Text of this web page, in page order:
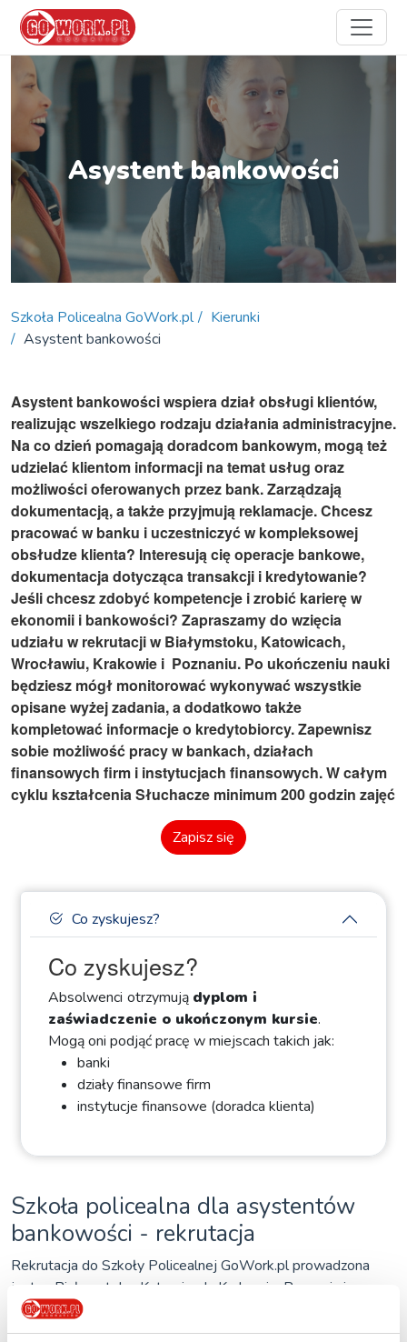
Asystent bankowości
Szkoła Policealna GoWork.pl
Kierunki
Asystent bankowości
Asystent bankowości wspiera dział obsługi klientów,
realizując wszelkiego rodzaju działania administracyjne.
Na co dzień pomagają doradcom bankowym, mogą też
udzielać klientom informacji na temat usług oraz
możliwości oferowanych przez bank. Zarządzają
dokumentacją, a także przyjmują reklamacje. Chcesz
pracować w banku i uczestniczyć w kompleksowej
obsłudze klienta? Interesują cię operacje bankowe,
dokumentacja dotycząca transakcji i kredytowanie?
Jeśli chcesz zdobyć kompetencje i zrobić karierę w
ekonomii i bankowości? Zapraszamy do wzięcia
udziału w rekrutacji w Białymstoku, Katowicach,
Wrocławiu, Krakowie i Poznaniu. Po ukończeniu nauki
będziesz mógł monitorować wykonywać wszystkie
opisane wyżej zadania, a dodatkowo także
kompletować informacje o kredytobiorcy. Zapewnisz
sobie możliwość pracy w bankach, działach
finansowych firm i instytucjach finansowych. W całym
cyklu kształcenia Słuchacze minimum 200 godzin zajęć
Zapisz się
Co zyskujesz?
Co zyskujesz?
Absolwenci otrzymują dyplom i
zaświadczenie o ukończonym kursie.
Mogą oni podjąć pracę w miejscach takich jak:
banki
działy finansowe firm
instytucje finansowe (doradca klienta)
Szkoła policealna dla asystentów
bankowości - rekrutacja
Rekrutacja do Szkoły Policealnej GoWork.pl prowadzona
jest w Białymstoku, Katowicach, Krakowie, Poznaniu i
Wrocławiu. Do wzięcia udziału w naborze niezbędne będą
następujące dokumenty: